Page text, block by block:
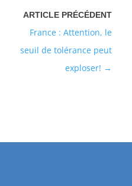
France : Attention, le
seuil de tolérance peut
exploser!